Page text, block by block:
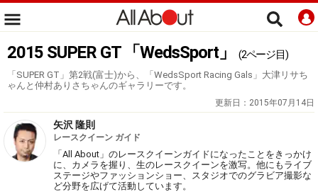
2015 SUPER GT 「WedsSport」 (2ページ目)
「SUPER GT」第2戦(富士)から、「WedsSport Racing Gals」大津リサち
ゃんと仲村ありさちゃんのギャラリーです。
更新日： 2015年07月14日
矢沢 隆則
レースクイーン ガイド
「All About」のレースクイーンガイドになったことをきっかけ
に、カメラを握り、生のレースクイーンを激写。他にもライブ
ステージやファッションショー、スタジオでのグラビア撮影な
ど分野を広げて活動しています。